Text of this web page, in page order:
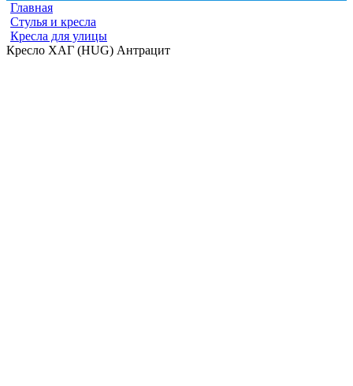
Главная
Стулья и кресла
Кресла для улицы
Кресло ХАГ (HUG) Антрацит